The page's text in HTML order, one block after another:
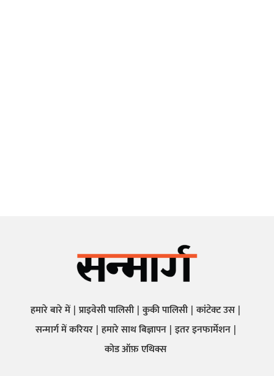
हमारे बारे में प्राइवेसी पालिसी कुकी पालिसी कांटेक्ट उस
सन्मार्ग में करियर हमारे साथ बिज्ञापन इतर इनफार्मेशन
कोड ऑफ़ एथिक्स